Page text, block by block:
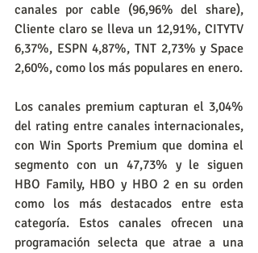
canales por cable (96,96% del share),
Cliente claro se lleva un 12,91%, CITYTV
6,37%, ESPN 4,87%, TNT 2,73% y Space
2,60%, como los más populares en enero.
Los canales premium capturan el 3,04%
del rating entre canales internacionales,
con Win Sports Premium que domina el
segmento con un 47,73% y le siguen
HBO Family, HBO y HBO 2 en su orden
como los más destacados entre esta
categoría. Estos canales ofrecen una
programación selecta que atrae a una